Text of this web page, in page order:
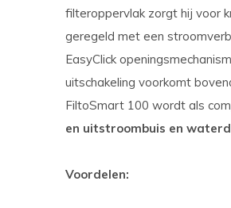
filteroppervlak zorgt hij voor
geregeld met een
EasyClick
uitschakeling voorkomt
FiltoSmart 100 wordt als
en uitstroombuis en
Voordelen: